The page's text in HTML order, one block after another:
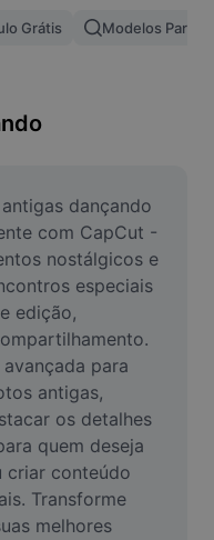
Grátis Modelos Para
dançando
com CapCut -
nostálgicos e
especiais
edição,
para
antigas,
os detalhes
quem deseja
criar conteúdo
Transforme
melhores